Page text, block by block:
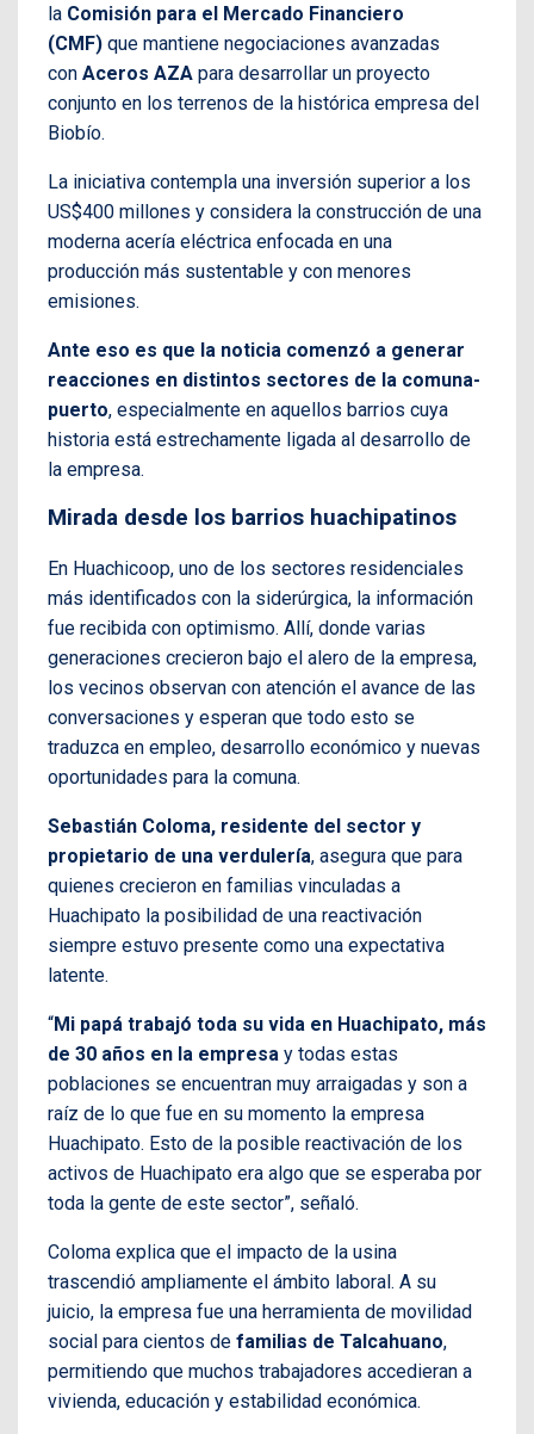
la Comisión para el Mercado Financiero
(CMF) que mantiene negociaciones avanzadas
con Aceros AZA para desarrollar un proyecto
conjunto en los terrenos de la histórica empresa del
Biobío.
La iniciativa contempla una inversión superior a los
US$400 millones y considera la construcción de una
moderna acería eléctrica enfocada en una
producción más sustentable y con menores
emisiones.
Ante eso es que la noticia comenzó a generar
reacciones en distintos sectores de la comuna-
puerto, especialmente en aquellos barrios cuya
historia está estrechamente ligada al desarrollo de
la empresa.
Mirada desde los barrios huachipatinos
En Huachicoop, uno de los sectores residenciales
más identificados con la siderúrgica, la información
fue recibida con optimismo. Allí, donde varias
generaciones crecieron bajo el alero de la empresa,
los vecinos observan con atención el avance de las
conversaciones y esperan que todo esto se
traduzca en empleo, desarrollo económico y nuevas
oportunidades para la comuna.
Sebastián Coloma, residente del sector y
propietario de una verdulería, asegura que para
quienes crecieron en familias vinculadas a
Huachipato la posibilidad de una reactivación
siempre estuvo presente como una expectativa
latente.
“Mi papá trabajó toda su vida en Huachipato, más
de 30 años en la empresa y todas estas
poblaciones se encuentran muy arraigadas y son a
raíz de lo que fue en su momento la empresa
Huachipato. Esto de la posible reactivación de los
activos de Huachipato era algo que se esperaba por
toda la gente de este sector”, señaló.
Coloma explica que el impacto de la usina
trascendió ampliamente el ámbito laboral. A su
juicio, la empresa fue una herramienta de movilidad
social para cientos de familias de Talcahuano,
permitiendo que muchos trabajadores accedieran a
vivienda, educación y estabilidad económica.